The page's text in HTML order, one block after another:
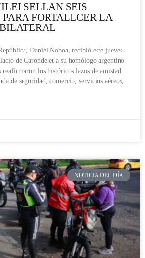
SELLAN SEIS
PARA FORTALECER LA
Daniel Noboa, recibió este jueves
de Carondelet a su homólogo argentino
los históricos lazos de amistad
de seguridad, comercio, servicios aéreos,
NOTICIA DEL DÍA